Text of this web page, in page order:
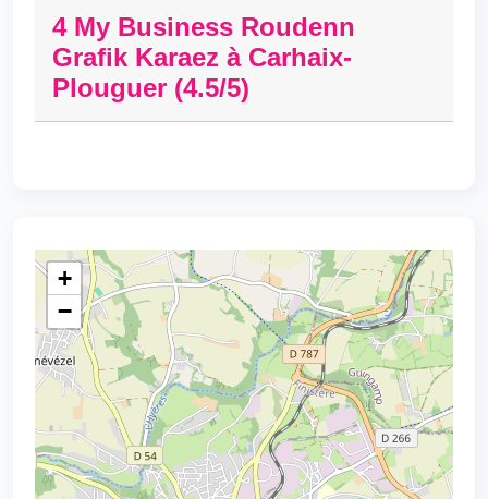
4 My Business Roudenn
Grafik Karaez à Carhaix-
Plouguer (4.5/5)
+
−